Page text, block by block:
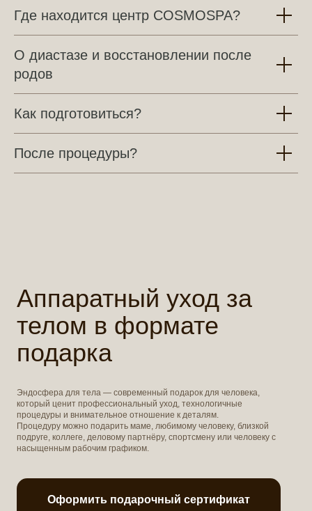
Где находится центр COSMOSPA?
О диастазе и восстановлении после
родов
Как подготовиться?
После процедуры?
Аппаратный уход за
телом в формате
подарка
Эндосфера для тела — современный подарок для человека,
который ценит профессиональный уход, технологичные
процедуры и внимательное отношение к деталям.
Процедуру можно подарить маме, любимому человеку, близкой
подруге, коллеге, деловому партнёру, спортсмену или человеку с
насыщенным рабочим графиком.
Оформить подарочный сертификат